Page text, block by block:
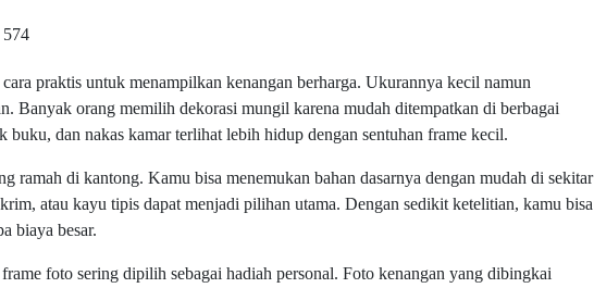
574
praktis untuk menampilkan kenangan berharga. Ukurannya kecil namun
Banyak orang memilih dekorasi mungil karena mudah ditempatkan di berbagai
buku, dan nakas kamar terlihat lebih hidup dengan sentuhan frame kecil.
ramah di kantong. Kamu bisa menemukan bahan dasarnya dengan mudah di sekitar
atau kayu tipis dapat menjadi pilihan utama. Dengan sedikit ketelitian, kamu bisa
biaya besar.
foto sering dipilih sebagai hadiah personal. Foto kenangan yang dibingkai